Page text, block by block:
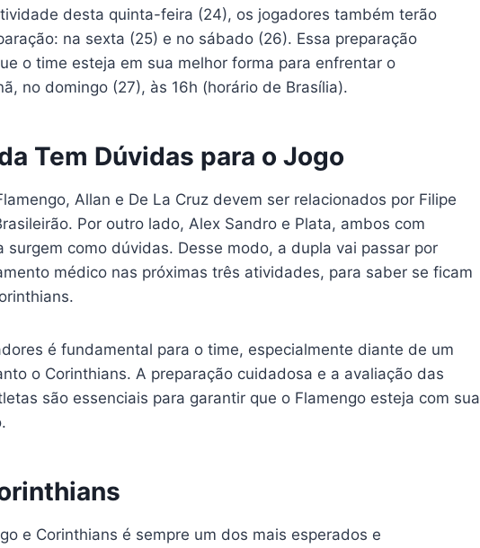
desta quinta-feira (24), os jogadores também terão
na sexta (25) e no sábado (26). Essa preparação
o time esteja em sua melhor forma para enfrentar o
no domingo (27), às 16h (horário de Brasília).
Tem Dúvidas para o Jogo
Allan e De La Cruz devem ser relacionados por Filipe
Por outro lado, Alex Sandro e Plata, ambos com
surgem como dúvidas. Desse modo, a dupla vai passar por
médico nas próximas três atividades, para saber se ficam
é fundamental para o time, especialmente diante de um
o Corinthians. A preparação cuidadosa e a avaliação das
são essenciais para garantir que o Flamengo esteja com sua
e Corinthians é sempre um dos mais esperados e